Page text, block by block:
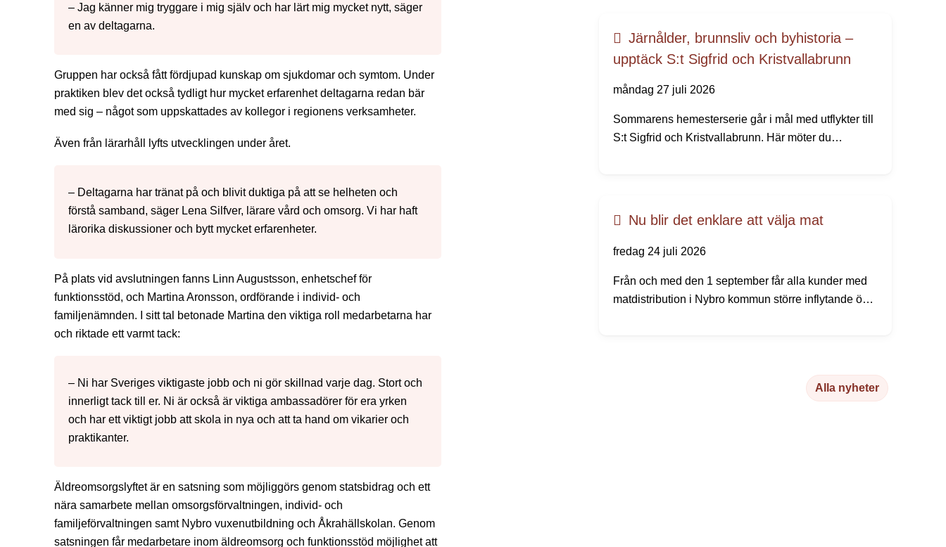
– Jag känner mig tryggare i mig själv och har lärt mig mycket nytt, säger
en av deltagarna.
Gruppen har också fått fördjupad kunskap om sjukdomar och symtom. Under
praktiken blev det också tydligt hur mycket erfarenhet deltagarna redan bär
med sig – något som uppskattades av kollegor i regionens verksamheter.
Även från lärarhåll lyfts utvecklingen under året.
– Deltagarna har tränat på och blivit duktiga på att se helheten och
förstå samband, säger Lena Silfver, lärare vård och omsorg. Vi har haft
lärorika diskussioner och bytt mycket erfarenheter.
På plats vid avslutningen fanns Linn Augustsson, enhetschef för
funktionsstöd, och Martina Aronsson, ordförande i individ- och
familjenämnden. I sitt tal betonade Martina den viktiga roll medarbetarna har
och riktade ett varmt tack:
– Ni har Sveriges viktigaste jobb och ni gör skillnad varje dag. Stort och
innerligt tack till er. Ni är också är viktiga ambassadörer för era yrken
och har ett viktigt jobb att skola in nya och att ta hand om vikarier och
praktikanter.
Äldreomsorgslyftet är en satsning som möjliggörs genom statsbidrag och ett
nära samarbete mellan omsorgsförvaltningen, individ- och
familjeförvaltningen samt Nybro vuxenutbildning och Åkrahällskolan. Genom
satsningen får medarbetare inom äldreomsorg och funktionsstöd möjlighet att
Järnålder, brunnsliv och byhistoria –
upptäck S:t Sigfrid och Kristvallabrunn
måndag 27 juli 2026
Sommarens hemesterserie går i mål med utflykter till
S:t Sigfrid och Kristvallabrunn. Här möter du
Nu blir det enklare att välja mat
fredag 24 juli 2026
Från och med den 1 september får alla kunder med
matdistribution i Nybro kommun större inflytande över
Alla nyheter